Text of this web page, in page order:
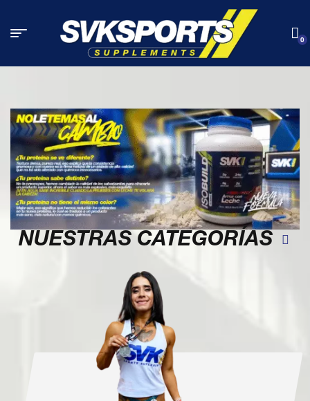
0
NUESTRAS CATEGORÍAS